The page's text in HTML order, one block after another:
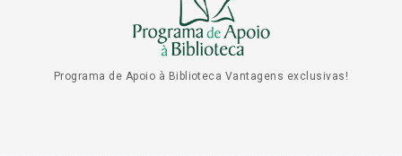
Programa de Apoio à Biblioteca Vantagens exclusivas!